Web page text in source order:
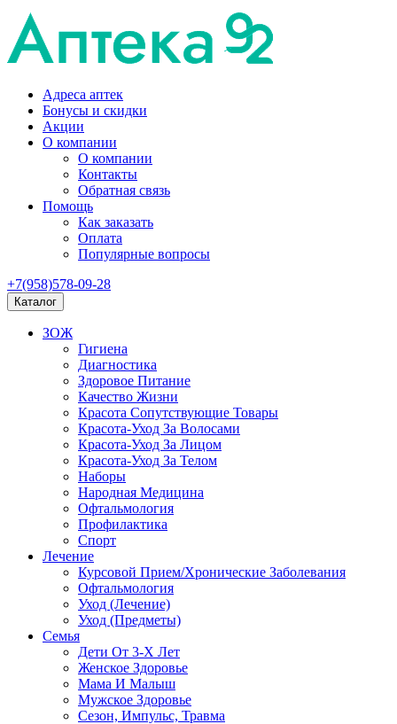
Адреса аптек
Бонусы и скидки
Акции
О компании
О компании
Контакты
Обратная связь
Помощь
Как заказать
Оплата
Популярные вопросы
+7(958)578-09-28
Каталог
ЗОЖ
Гигиена
Диагностика
Здоровое Питание
Качество Жизни
Красота Сопутствующие Товары
Красота-Уход За Волосами
Красота-Уход За Лицом
Красота-Уход За Телом
Наборы
Народная Медицина
Офтальмология
Профилактика
Спорт
Лечение
Курсовой Прием/Хронические Заболевания
Офтальмология
Уход (Лечение)
Уход (Предметы)
Семья
Дети От 3-Х Лет
Женское Здоровье
Мама И Малыш
Мужское Здоровье
Сезон, Импульс, Травма